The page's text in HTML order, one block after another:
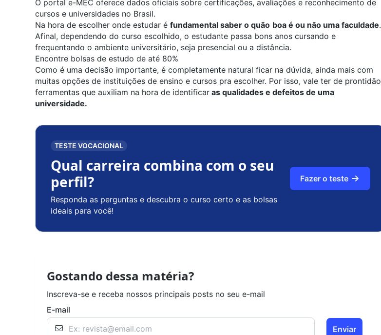
O portal e-MEC oferece dados oficiais sobre certificações, avaliações e reconhecimento de
cursos e universidades no Brasil.
Na hora de escolher onde estudar é fundamental saber o quão boa é ou não uma faculdade.
Afinal, dependendo do curso escolhido, o estudante passa bons anos cursando e
frequentando o ambiente universitário, seja presencial ou a distância.
Encontre bolsas de estudo de até 80%
Como é uma decisão importante, é completamente natural ficar na dúvida, ainda mais com
muitas opções de instituições de ensino e cursos pra escolher. Por isso, vale ter de prontidão
ferramentas que auxiliam na hora de identificar as qualidades e defeitos de uma
universidade.
TESTE VOCACIONAL
Qual carreira combina com o seu
perfil?
Responda as perguntas e descubra o curso certo e as bolsas
ideais para você!
Fazer o teste
Gostando dessa matéria?
Inscreva-se e receba nossos principais posts no seu e-mail
E-mail
Enviar